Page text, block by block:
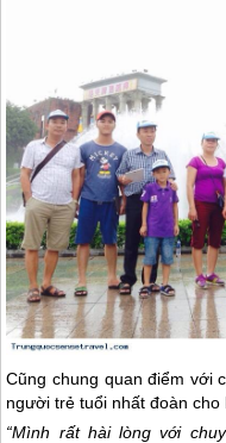
Cũng chung quan điểm với
người trẻ tuổi nhất đoàn cho
“Mình rất hài lòng với